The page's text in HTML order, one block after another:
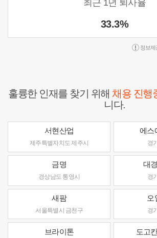
최근 1년 퇴사율
33.3%
정보제
훌륭한 인재를 찾기 위해채용 진행
니다.
서현산업
제주특별자치도 제주시
에스
경
금명
경상남도 통영시
대
경
새팜
서울특별시 금천구
오
경
브라이톤 도고